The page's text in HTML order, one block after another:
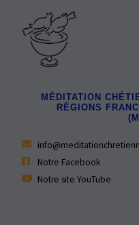
MÉDITATION
RÉGIONS
Notre Facebook
Notre site YouTube